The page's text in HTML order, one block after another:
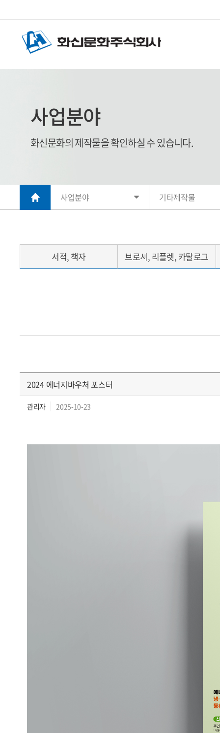
사업분야
화신문화의 제작물을 확인하실 수 있습니다.
사업분야 기타제작물
서적, 책자 브로셔, 리플렛, 카탈로그
2024 에너지바우처 포스터
관리자 2025-10-23